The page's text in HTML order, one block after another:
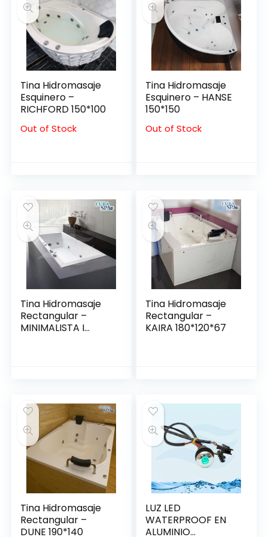
Tina Hidromasaje
Esquinero –
RICHFORD 150*100
Out of Stock
Tina Hidromasaje
Esquinero – HANSE
150*150
Out of Stock
Tina Hidromasaje
Rectangular –
MINIMALISTA I
Tina Hidromasaje
Rectangular –
KAIRA 180*120*67
Tina Hidromasaje
Rectangular –
DUNE 190*140
LUZ LED
WATERPROOF EN
ALUMINIO